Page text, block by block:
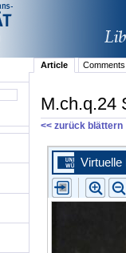
Article Comments
M.ch.q.24
<< zurück blättern